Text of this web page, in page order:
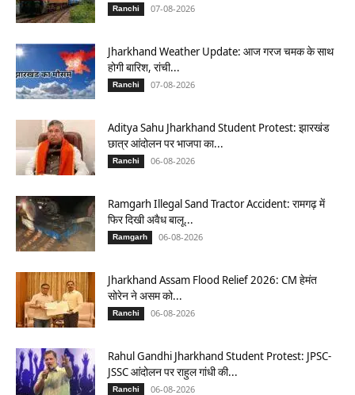
Ranchi 07-08-2026
Jharkhand Weather Update: आज गरज चमक के साथ
होगी बारिश, रांची...
Ranchi 07-08-2026
Aditya Sahu Jharkhand Student Protest: झारखंड
छात्र आंदोलन पर भाजपा का...
Ranchi 06-08-2026
Ramgarh Illegal Sand Tractor Accident: रामगढ़ में
फिर दिखी अवैध बालू...
Ramgarh 06-08-2026
Jharkhand Assam Flood Relief 2026: CM हेमंत
सोरेन ने असम को...
Ranchi 06-08-2026
Rahul Gandhi Jharkhand Student Protest: JPSC-
JSSC आंदोलन पर राहुल गांधी की...
Ranchi 06-08-2026